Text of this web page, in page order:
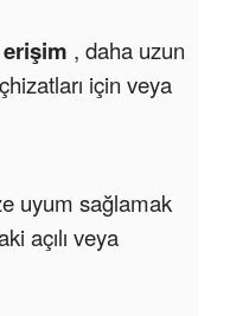
, daha uzun
için veya
uyum sağlamak
açılı veya